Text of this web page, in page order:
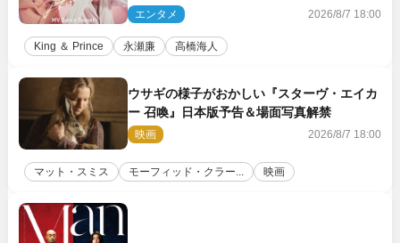
エンタメ 2026/8/7 18:00
King ＆ Prince 永瀬廉 高橋海人
ウサギの様子がおかしい『スターヴ・エイカ
ー 召喚』日本版予告＆場面写真解禁
映画 2026/8/7 18:00
マット・スミス モーフィッド・クラー... 映画